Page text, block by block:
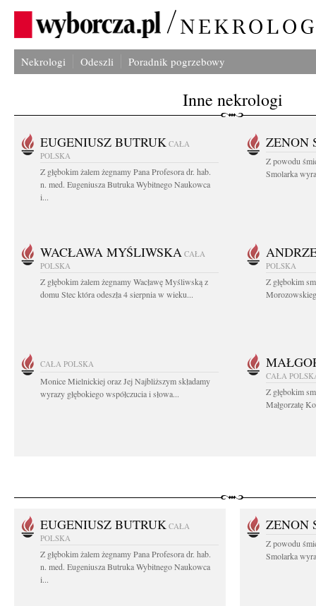
Nekrologi Odeszli Poradnik pogrzebowy
Inne nekrologi
EUGENIUSZ BUTRUK CAŁA
POLSKA
Z głębokim żalem żegnamy Pana Profesora dr. hab.
n. med. Eugeniusza Butruka Wybitnego Naukowca
i...
ZENON
Z powodu
Smolarka
WACŁAWA MYŚLIWSKA CAŁA
POLSKA
Z głębokim żalem żegnamy Wacławę Myśliwską z
domu Stec która odeszła 4 sierpnia w wieku...
POLSKA
Z głębokim
CAŁA POLSKA
Monice Mielnickiej oraz Jej Najbliższym składamy
wyrazy głębokiego współczucia i słowa...
CAŁA
Z głębokim
Małgorzatę
EUGENIUSZ BUTRUK CAŁA
POLSKA
Z głębokim żalem żegnamy Pana Profesora dr. hab.
n. med. Eugeniusza Butruka Wybitnego Naukowca
i...
ZENON
Z powodu
Smolarka